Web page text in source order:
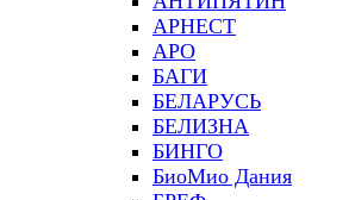
АРНЕСТ
АРО
БАГИ
БЕЛАРУСЬ
БЕЛИЗНА
БИНГО
БиоМио Дания